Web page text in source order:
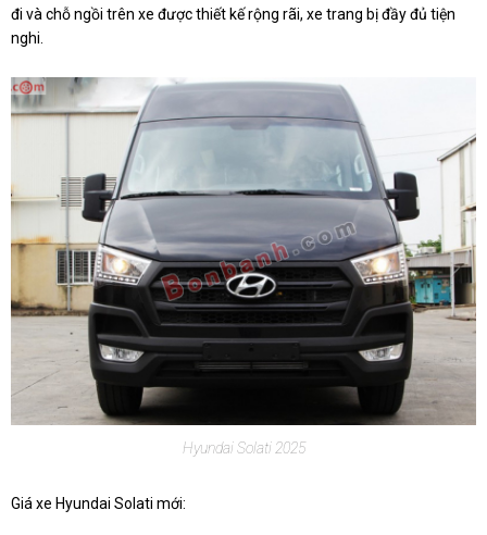
đi và chỗ ngồi trên xe được thiết kế rộng rãi, xe trang bị đầy đủ tiện
nghi.
Hyundai Solati 2025
Giá xe Hyundai Solati mới: